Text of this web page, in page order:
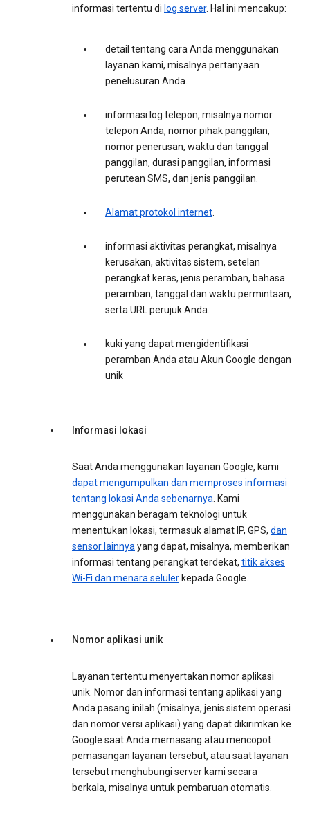
informasi tertentu di log server. Hal ini mencakup:
detail tentang cara Anda menggunakan
layanan kami, misalnya pertanyaan
penelusuran Anda.
informasi log telepon, misalnya nomor
telepon Anda, nomor pihak panggilan,
nomor penerusan, waktu dan tanggal
panggilan, durasi panggilan, informasi
perutean SMS, dan jenis panggilan.
Alamat protokol internet.
informasi aktivitas perangkat, misalnya
kerusakan, aktivitas sistem, setelan
perangkat keras, jenis peramban, bahasa
peramban, tanggal dan waktu permintaan,
serta URL perujuk Anda.
kuki yang dapat mengidentifikasi
peramban Anda atau Akun Google dengan
unik
Informasi lokasi
Saat Anda menggunakan layanan Google, kami
dapat mengumpulkan dan memproses informasi
tentang lokasi Anda sebenarnya. Kami
menggunakan beragam teknologi untuk
menentukan lokasi, termasuk alamat IP, GPS, dan
sensor lainnyayang dapat, misalnya, memberikan
informasi tentang perangkat terdekat, titik akses
Wi-Fi dan menara seluler kepada Google.
Nomor aplikasi unik
Layanan tertentu menyertakan nomor aplikasi
unik. Nomor dan informasi tentang aplikasi yang
Anda pasang inilah (misalnya, jenis sistem operasi
dan nomor versi aplikasi) yang dapat dikirimkan ke
Google saat Anda memasang atau mencopot
pemasangan layanan tersebut, atau saat layanan
tersebut menghubungi server kami secara
berkala, misalnya untuk pembaruan otomatis.